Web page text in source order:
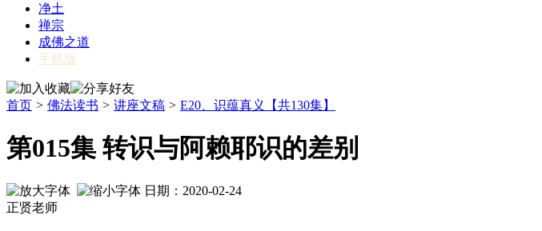
净土
禅宗
成佛之道
手机版
首页 > 佛法读书 > 讲座文稿 > E20、识蕴真义【共130集】
第015集 转识与阿赖耶识的差别
日期：2020-02-24
正贤老师